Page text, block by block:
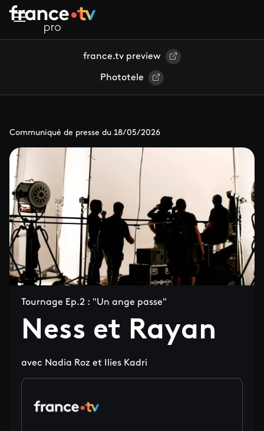
Aller au contenu principal
france.tv preview
Phototele
Communiqué de presse du 18/05/2026
Tournage Ep.2 : "Un ange passe"
Ness et Rayan
avec Nadia Roz et Ilies Kadri